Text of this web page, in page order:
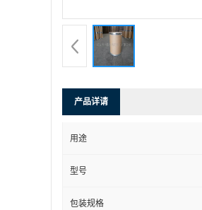
产品详请
用途
型号
包装规格